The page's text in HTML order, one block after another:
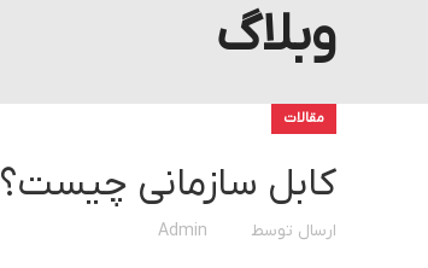
وبلاگ
مقالات
کابل سازمانی چیست؟
ارسال توسط Admin